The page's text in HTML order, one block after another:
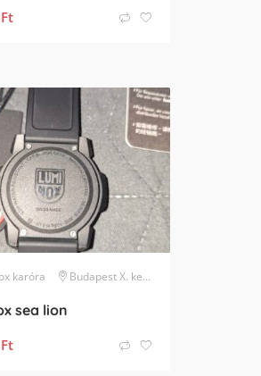
Ft
karóra Budapest X. kerület
sea lion
Ft